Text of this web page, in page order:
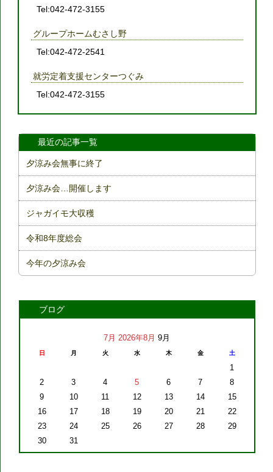
Tel:042-472-3155
グループホームむさし野
Tel:042-472-2541
就労定着支援センターつぐみ
Tel:042-472-3155
最近の記事一覧
夕涼み会無事に終了
夕涼み会…開催します
ジャガイモ大収穫
令和8年度総会
今年の夕涼み会
ブログ
7月 2026年8月 9月
日 月 火 水 木 金 土
1
2
3 4 5 6 7
8
9
10 11 12 13 14
15
16
17 18 19 20 21
22
23
24 25 26 27 28
29
30
31